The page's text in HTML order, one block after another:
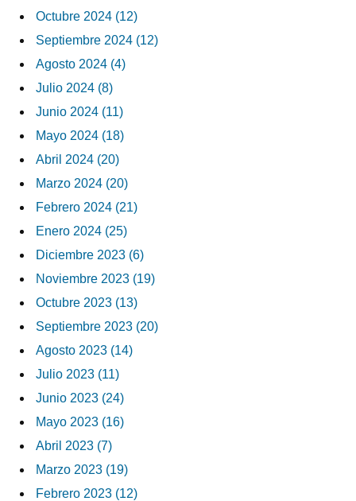
Octubre 2024 (12)
Septiembre 2024 (12)
Agosto 2024 (4)
Julio 2024 (8)
Junio 2024 (11)
Mayo 2024 (18)
Abril 2024 (20)
Marzo 2024 (20)
Febrero 2024 (21)
Enero 2024 (25)
Diciembre 2023 (6)
Noviembre 2023 (19)
Octubre 2023 (13)
Septiembre 2023 (20)
Agosto 2023 (14)
Julio 2023 (11)
Junio 2023 (24)
Mayo 2023 (16)
Abril 2023 (7)
Marzo 2023 (19)
Febrero 2023 (12)